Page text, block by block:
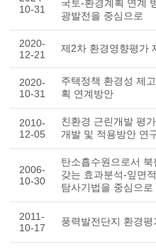
10-31
국토-환경계획 연계
광발전을 중심으로
2020-
12-21
제2차 환경영향평가
2020-
10-31
주택정책 환경성 제
획 연계방안
2010-
12-05
친환경 근린개발 평
개발 및 적용방안 연
2006-
10-30
탄소흡수원으로서
갖는 효과분석-잎면
탐사기법을 중심으로
2011-
10-17
풍력발전단지 환경평